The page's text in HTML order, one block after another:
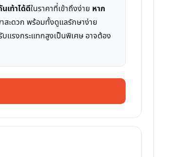
เท้าได้ดีในราคาที่เข้าถึงง่าย หาก
สะดวก พร้อมทั้งดูแลรักษาง่าย
แรงกระแทกสูงเป็นพิเศษ อาจต้อง